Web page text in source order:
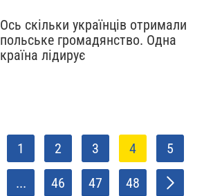
Ось скільки українців отримали
польське громадянство. Одна
країна лідирує
1 2 3 4 5
... 46 47 48